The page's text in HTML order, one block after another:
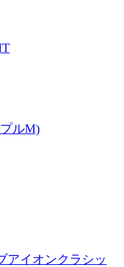
ルM)
アイオンクラシッ